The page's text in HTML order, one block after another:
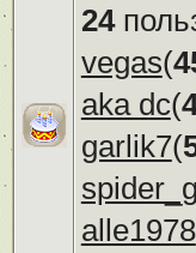
24
vegas(
aka dc(
garlik7(
alle1978